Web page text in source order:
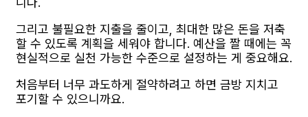
그리고 불필요한 지출을 줄이고, 최대한 많은 돈을 저축
할 수 있도록 계획을 세워야 합니다. 예산을 짤 때에는 꼭
현실적으로 실천 가능한 수준으로 설정하는 게 중요해요.
처음부터 너무 과도하게 절약하려고 하면 금방 지치고
포기할 수 있으니까요.